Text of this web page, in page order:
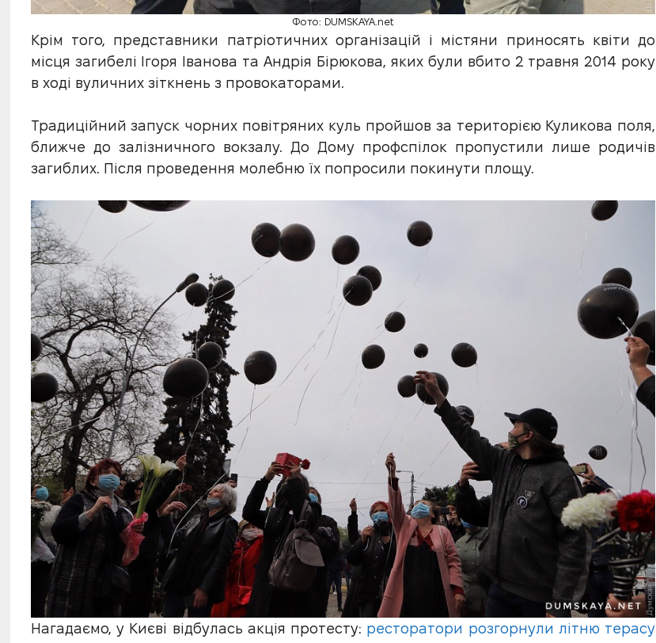
Фото: DUMSKAYA.net
Крім того, представники патріотичних організацій і містяни приносять квіти до
місця загибелі Ігоря Іванова та Андрія Бірюкова, яких були вбито 2 травня 2014 року
в ході вуличних зіткнень з провокаторами.
Традиційний запуск чорних повітряних куль пройшов за територією Куликова поля,
ближче до залізничного вокзалу. До Дому профспілок пропустили лише родичів
загиблих. Після проведення молебню їх попросили покинути площу.
Нагадаємо, у Києві відбулась акція протесту: ресторатори розгорнули літню терасу